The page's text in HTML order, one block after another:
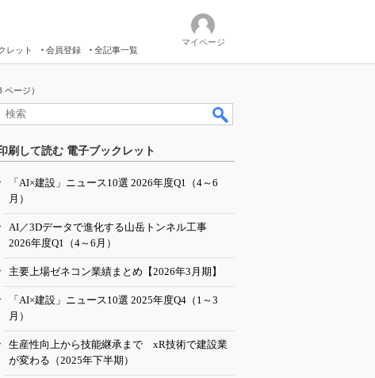
レット 会員登録 全記事一覧
マイページ
ージ）
刷して読む 電子ブックレット
「AI×建設」ニュース10選 2026年度Q1（4～6
月）
AI／3Dデータで進化する山岳トンネル工事
2026年度Q1（4～6月）
主要上場ゼネコン業績まとめ【2026年3月期】
「AI×建設」ニュース10選 2025年度Q4（1～3
月）
生産性向上から技能継承まで xR技術で建設業
が変わる（2025年下半期）